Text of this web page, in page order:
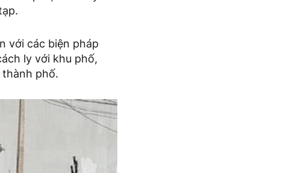
với các biện pháp
ly với khu phố,
phố.